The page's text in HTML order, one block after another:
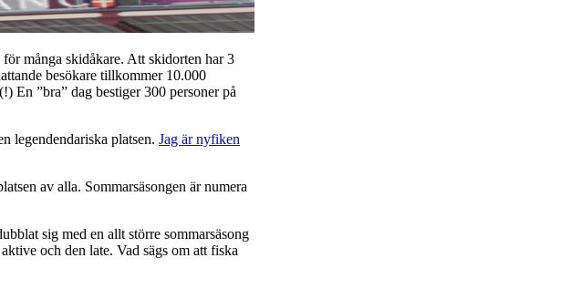
många skidåkare. Att skidorten har 3
besökare tillkommer 10.000
En ”bra” dag bestiger 300 personer på
legendendariska platsen. Jag är nyfiken
av alla. Sommarsäsongen är numera
sig med en allt större sommarsäsong
och den late. Vad sägs om att fiska